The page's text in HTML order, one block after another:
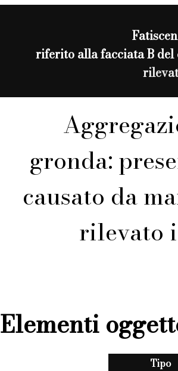
riferito alla facciata B del
gronda:
causato da
rilevato
Elementi
Tipo